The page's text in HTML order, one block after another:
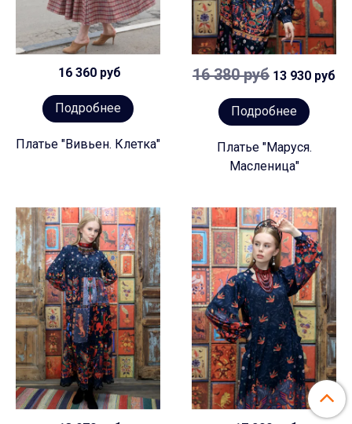
16 360 руб
Подробнее
Платье "Вивьен. Клетка"
16 380 руб 13 930 руб
Подробнее
Платье "Маруся.
Масленица"